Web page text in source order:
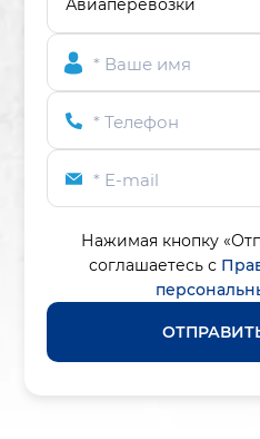
* Ваше имя
* Телефон
* E-mail
Нажимая кнопку
соглашаетесь с